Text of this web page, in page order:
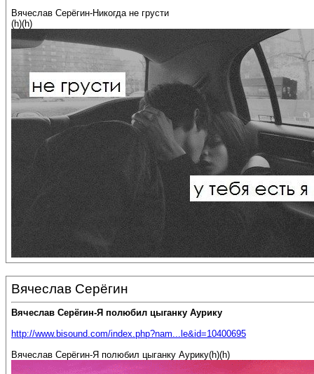
Вячеслав Серёгин-Никогда не грусти
(h)(h)
Вячеслав Серёгин
Вячеслав Серёгин-Я полюбил цыганку Аурику
http://www.bisound.com/index.php?nam...le&id=10400695
Вячеслав Серёгин-Я полюбил цыганку Аурику(h)(h)